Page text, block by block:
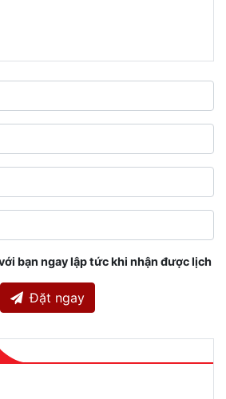
bạn ngay lập tức khi nhận được lịch
Đặt ngay